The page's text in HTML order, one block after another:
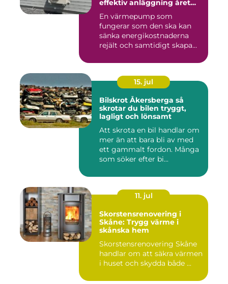
effektiv anläggning året
En värmepump som
fungerar som den ska kan
sänka energikostnaderna
rejält och samtidigt skapa
15. jul
Bilskrot Åkersberga så
skrotar du bilen tryggt,
lagligt och lönsamt
Att skrota en bil handlar om
mer än att bara bli av med
ett gammalt fordon. Många
som söker efter bi...
11. jul
Skorstensrenovering i
Skåne: Trygg värme i
skånska hem
Skorstensrenovering Skåne
handlar om att säkra värmen
i huset och skydda både ...